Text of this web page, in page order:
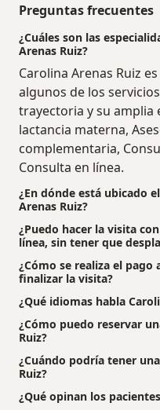
Preguntas frecuentes
¿Cuáles son las
Arenas Ruiz?
Carolina Arenas Ruiz
algunos de los
trayectoria y su amplia
lactancia materna,
complementaria,
Consulta en línea.
¿En dónde está ubicado
Arenas Ruiz?
¿Puedo hacer la visita
línea, sin tener que
¿Cómo se realiza el pago
finalizar la visita?
¿Qué idiomas habla
¿Cómo puedo reservar
Ruiz?
¿Cuándo podría tener
Ruiz?
¿Qué opinan los